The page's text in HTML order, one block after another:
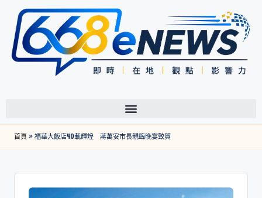
首頁»福華大飯店40載輝煌 蔣萬安市長親臨晚宴致賀